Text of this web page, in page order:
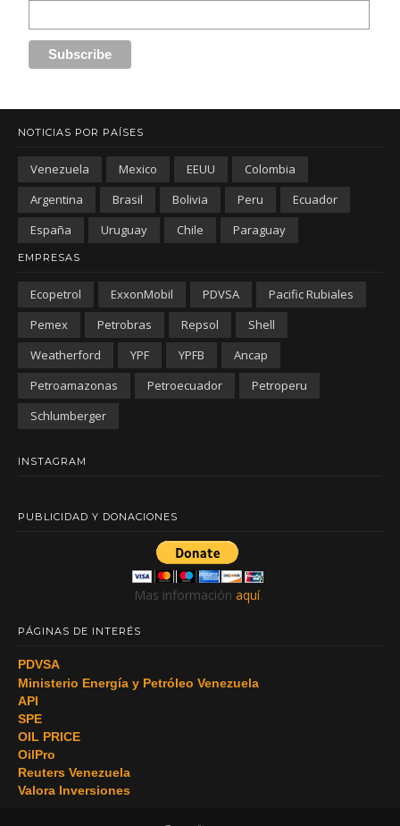
NOTICIAS POR PAÍSES
Venezuela Mexico EEUU
Colombia
Argentina
Brasil Bolivia Peru
Ecuador
España
Uruguay Chile Paraguay
EMPRESAS
Ecopetrol ExxonMobil PDVSA
Pacific Rubiales
Pemex
Petrobras Repsol
Shell
Weatherford
YPF YPFB
Ancap
Petroamazonas
Petroecuador
Petroperu
Schlumberger
INSTAGRAM
PUBLICIDAD Y DONACIONES
Mas información aquí.
PÁGINAS DE INTERÉS
PDVSA
Ministerio Energía y Petróleo Venezuela
API
SPE
OIL PRICE
OilPro
Reuters Venezuela
Valora Inversiones